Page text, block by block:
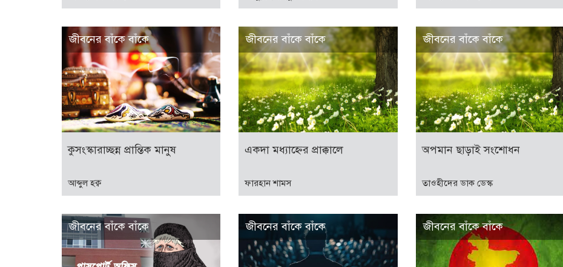
জীবনের বাঁকে বাঁকে
কুসংস্কারাচ্ছন্ন প্রান্তিক মানুষ
আব্দুল হক্ব
জীবনের বাঁকে বাঁকে
একদা মধ্যাহ্নের প্রাক্কালে
ফারহান শামস
জীবনের বাঁকে বাঁকে
অপমান ছাড়াই সংশোধন
তাওহীদের ডাক ডেস্ক
জীবনের বাঁকে বাঁকে জীবনের বাঁকে বাঁকে জীবনের বাঁকে বাঁকে